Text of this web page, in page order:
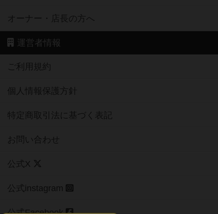
オーナー・店長の方へ
運営者情報
ご利用規約
個人情報保護方針
特定商取引法に基づく表記
お問い合わせ
公式X
公式instagram